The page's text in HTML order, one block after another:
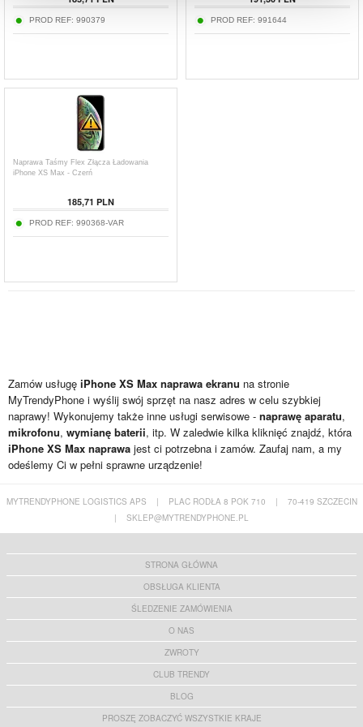
PROD REF: 990379 PROD REF: 991644
Naprawa Taśmy Flex Złącza Ładowania
iPhone XS Max - Czerń
185,71 PLN
PROD REF: 990368-VAR
Zamów usługę iPhone XS Max naprawa ekranu na stronie
MyTrendyPhone i wyślij swój sprzęt na nasz adres w celu szybkiej
naprawy! Wykonujemy także inne usługi serwisowe - naprawę aparatu,
mikrofonu, wymianę baterii, itp. W zaledwie kilka kliknięć znajdź, która
iPhone XS Max naprawa jest ci potrzebna i zamów. Zaufaj nam, a my
odeślemy Ci w pełni sprawne urządzenie!
MYTRENDYPHONE LOGISTICS APS | PLAC RODŁA 8 POK 710 |
70-419 SZCZECIN
|
SKLEP@MYTRENDYPHONE.PL
STRONA GŁÓWNA
OBSŁUGA KLIENTA
ŚLEDZENIE ZAMÓWIENIA
O NAS
ZWROTY
CLUB TRENDY
BLOG
PROSZĘ ZOBACZYĆ WSZYSTKIE KRAJE